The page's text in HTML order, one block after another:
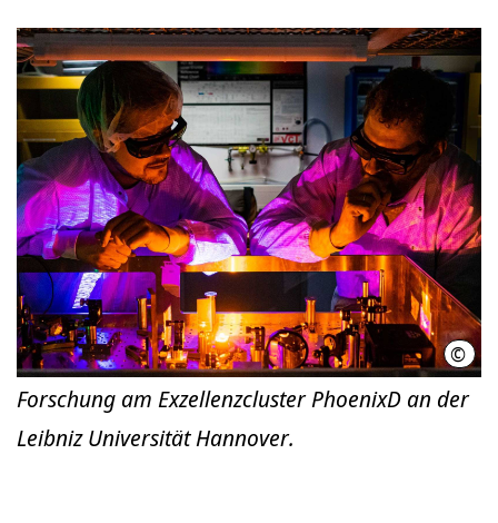
©
Forschung am Exzellenzcluster PhoenixD an der
Leibniz Universität Hannover.